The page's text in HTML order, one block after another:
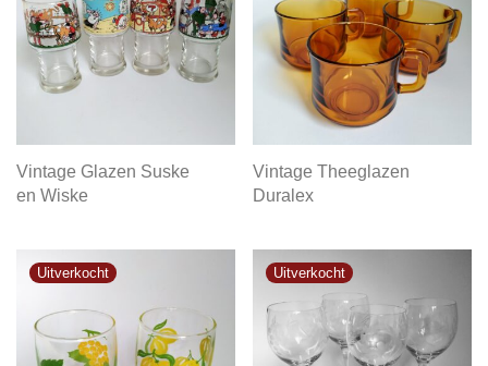
Vintage Glazen Suske
en Wiske
Vintage Theeglazen
Duralex